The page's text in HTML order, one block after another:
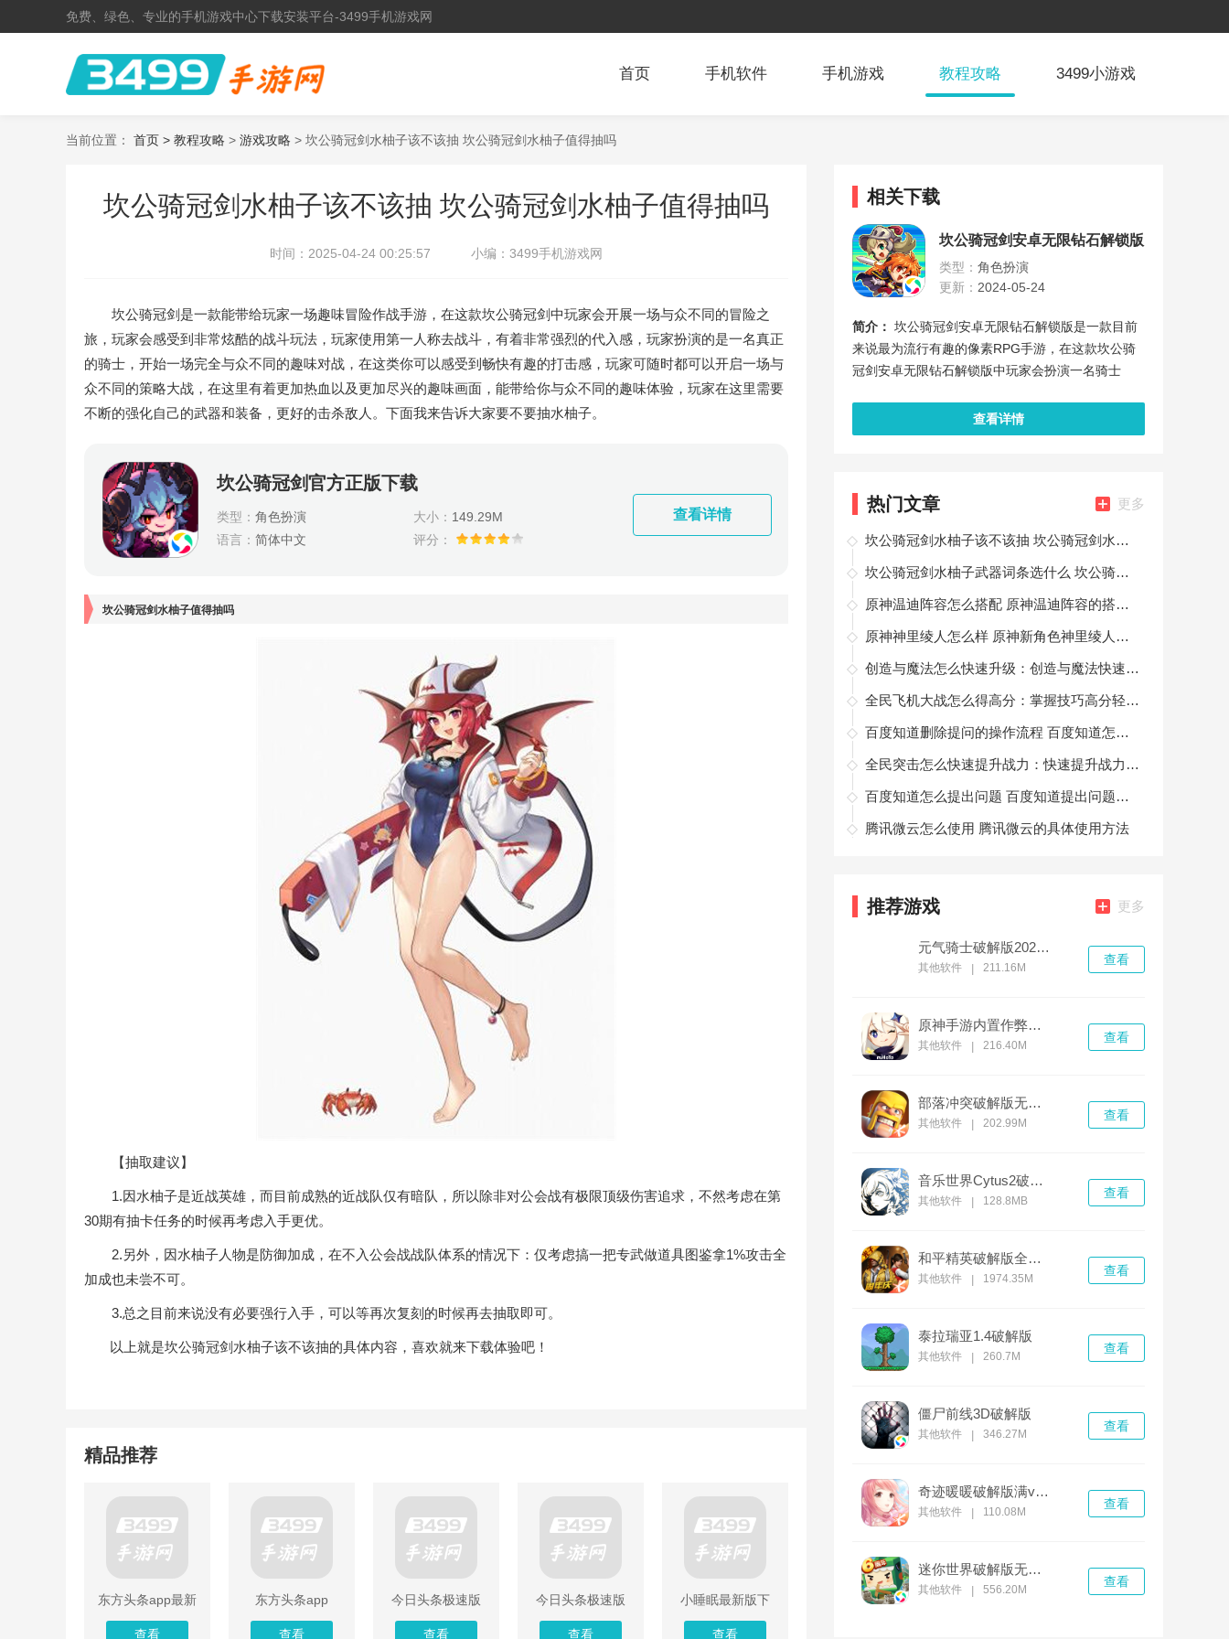
免费、绿色、专业的手机游戏中心下载安装平台-3499手机游戏网
首页 手机软件 手机游戏 教程攻略 3499小游戏
当前位置： 首页 > 教程攻略 > 游戏攻略 > 坎公骑冠剑水柚子该不该抽 坎公骑冠剑水柚子值得抽吗
坎公骑冠剑水柚子该不该抽 坎公骑冠剑水柚子值得抽吗
时间： 2025-04-24 00:25:57 小编： 3499手机游戏网
坎公骑冠剑是一款能带给玩家一场趣味冒险作战手游，在这款坎公骑冠剑中玩家会开展一场与众不同的冒险之
旅，玩家会感受到非常炫酷的战斗玩法，玩家使用第一人称去战斗，有着非常强烈的代入感，玩家扮演的是一名真正
的骑士，开始一场完全与众不同的趣味对战，在这类你可以感受到畅快有趣的打击感，玩家可随时都可以开启一场与
众不同的策略大战，在这里有着更加热血以及更加尽兴的趣味画面，能带给你与众不同的趣味体验，玩家在这里需要
不断的强化自己的武器和装备，更好的击杀敌人。下面我来告诉大家要不要抽水柚子。
坎公骑冠剑官方正版下载
类型： 角色扮演 大小： 149.29M
语言： 简体中文 评分：
查看详情
坎公骑冠剑水柚子值得抽吗
【抽取建议】
1.因水柚子是近战英雄，而目前成熟的近战队仅有暗队，所以除非对公会战有极限顶级伤害追求，不然考虑在第
30期有抽卡任务的时候再考虑入手更优。
2.另外，因水柚子人物是防御加成，在不入公会战战队体系的情况下：仅考虑搞一把专武做道具图鉴拿1%攻击全
加成也未尝不可。
3.总之目前来说没有必要强行入手，可以等再次复刻的时候再去抽取即可。
以上就是坎公骑冠剑水柚子该不该抽的具体内容，喜欢就来下载体验吧！
精品推荐
东方头条app最新
版
查看
东方头条app
查看
今日头条极速版
安卓版
查看
今日头条极速版
最新版下载
查看
小睡眠最新版下
载
查看
相关下载
坎公骑冠剑安卓无限钻石解锁版
类型： 角色扮演
更新： 2024-05-24
简介： 坎公骑冠剑安卓无限钻石解锁版是一款目前
来说最为流行有趣的像素RPG手游，在这款坎公骑
冠剑安卓无限钻石解锁版中玩家会扮演一名骑士
查看详情
热门文章 更多
坎公骑冠剑水柚子该不该抽 坎公骑冠剑水柚子值得抽吗
坎公骑冠剑水柚子武器词条选什么 坎公骑冠剑水柚子怎么选择武器词条
原神温迪阵容怎么搭配 原神温迪阵容的搭配方法
原神神里绫人怎么样 原神新角色神里绫人是主C吗
创造与魔法怎么快速升级：创造与魔法快速升级方法
全民飞机大战怎么得高分：掌握技巧高分轻松拿捏
百度知道删除提问的操作流程 百度知道怎么删除提问
全民突击怎么快速提升战力：快速提升战力的途径
百度知道怎么提出问题 百度知道提出问题的方法
腾讯微云怎么使用 腾讯微云的具体使用方法
推荐游戏 更多
元气骑士破解版2022最新v3.4.0版
其他软件 211.16M
查看
原神手游内置作弊菜单破解版无限钻石
其他软件 216.40M
查看
部落冲突破解版无限金币无限钻石无限兵力下载
其他软件 202.99M
查看
音乐世界Cytus2破解版
其他软件 128.8MB
查看
和平精英破解版全无限免费下载
其他软件 1974.35M
查看
泰拉瑞亚1.4破解版
其他软件 260.7M
查看
僵尸前线3D破解版
其他软件 346.27M
查看
奇迹暖暖破解版满v无限钻石
其他软件 110.08M
查看
迷你世界破解版无限迷你币和迷你豆
其他软件 556.20M
查看